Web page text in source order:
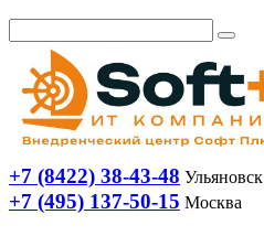
+7 (8422) 38-43-48 Ульяновск
+7 (495) 137-50-15 Москва